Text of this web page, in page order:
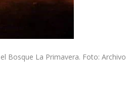
Bosque La Primavera. Foto: Archivo